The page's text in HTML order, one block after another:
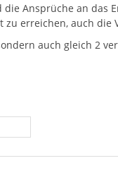
Ansprüche an
erreichen, auch
auch gleich 2